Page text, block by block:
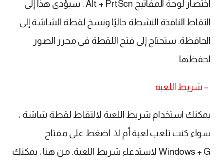
اختصار لوحة المفاتيح Alt + PrtScn . سيؤدي هذا إلى
التقاط النافذة النشطة حاليًا ونسخ لقطة الشاشة إلى
الحافظة. ستحتاج إلى فتح اللقطة في محرر الصور
لحفظها.
– شريط اللعبة
يمكنك استخدام شريط اللعبة لالتقاط لقطة شاشة ،
سواء كنت تلعب لعبة أم لا. اضغط على مفتاح
Windows + G لاستدعاء شريط اللعبة. من هنا ، يمكنك